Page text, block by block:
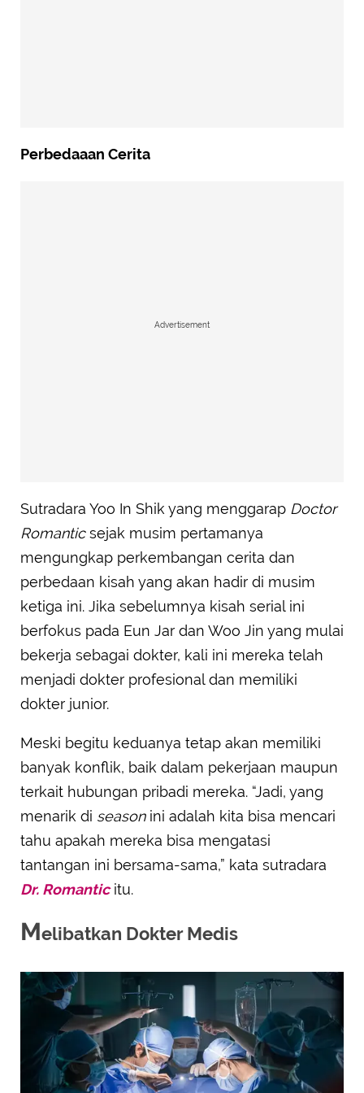
Perbedaaan Cerita
Advertisement
Sutradara Yoo In Shik yang menggarap Doctor
Romanticsejak musim pertamanya
mengungkap perkembangan cerita dan
perbedaan kisah yang akan hadir di musim
ketiga ini. Jika sebelumnya kisah serial ini
berfokus pada Eun Jar dan Woo Jin yang mulai
bekerja sebagai dokter, kali ini mereka telah
menjadi dokter profesional dan memiliki
dokter junior.
Meski begitu keduanya tetap akan memiliki
banyak konflik, baik dalam pekerjaan maupun
terkait hubungan pribadi mereka. “Jadi, yang
menarik di seasonini adalah kita bisa mencari
tahu apakah mereka bisa mengatasi
tantangan ini bersama-sama,” kata sutradara
Dr. Romanticitu.
Melibatkan Dokter Medis